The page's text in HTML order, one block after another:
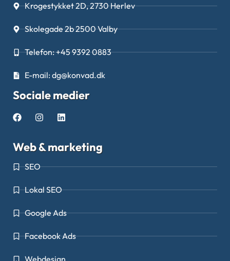
Krogestykket 2D, 2730 Herlev
Skolegade 2b 2500 Valby
Telefon: +45 9392 0883
E-mail: dg@konvad.dk
Sociale medier
Web & marketing
SEO
Lokal SEO
Google Ads
Facebook Ads
Webdesign